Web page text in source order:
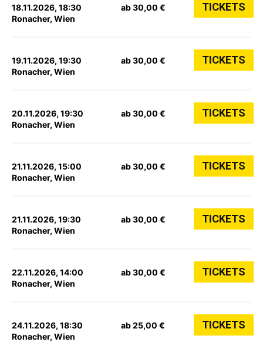
18.11.2026, 18:30
Ronacher, Wien
ab 30,00 € TICKETS
19.11.2026, 19:30
Ronacher, Wien
ab 30,00 € TICKETS
20.11.2026, 19:30
Ronacher, Wien
ab 30,00 € TICKETS
21.11.2026, 15:00
Ronacher, Wien
ab 30,00 € TICKETS
21.11.2026, 19:30
Ronacher, Wien
ab 30,00 € TICKETS
22.11.2026, 14:00
Ronacher, Wien
ab 30,00 € TICKETS
24.11.2026, 18:30
Ronacher, Wien
ab 25,00 € TICKETS